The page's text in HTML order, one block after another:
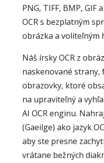
PNG, TIFF, BMP, GIF
OCR s bezplatným
obrázka a voliteľným
Náš írsky OCR z
naskenované
obrazovky, ktoré
na upraviteľný a
AI OCR enginu.
(Gaeilge) ako jazyk
aby ste presne
vrátane bežných